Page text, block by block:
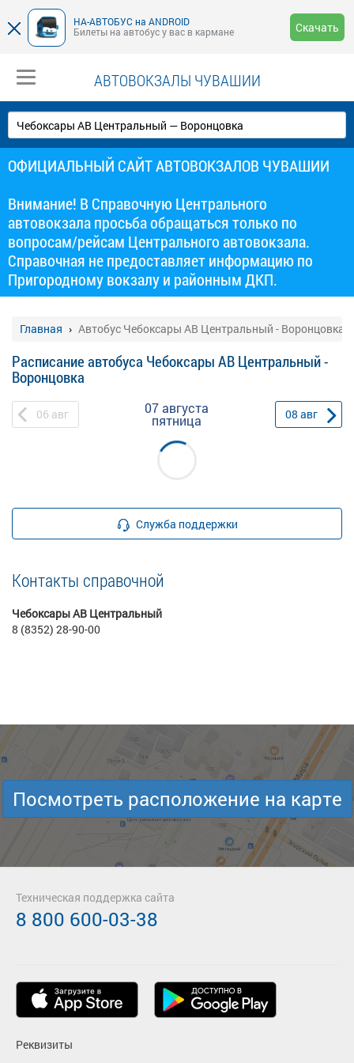
НА-АВТОБУС на ANDROID
Билеты на автобус у вас в кармане
Скачать
АВТОВОКЗАЛЫ ЧУВАШИИ
ОФИЦИАЛЬНЫЙ САЙТ АВТОВОКЗАЛОВ ЧУВАШИИ
Внимание! В Справочную Центрального
автовокзала просьба обращаться только по
вопросам/рейсам Центрального автовокзала.
Справочная не предоставляет информацию по
Пригородному вокзалу и районным ДКП.
Главная Автобус Чебоксары АВ Центральный - Воронцовка
Расписание автобуса Чебоксары АВ Центральный -
Воронцовка
06 авг 07 августа
пятница 08 авг
Служба поддержки
Контакты справочной
Чебоксары АВ Центральный
8 (8352) 28-90-00
Посмотреть расположение на карте
Реквизиты
Техническая поддержка сайта
8 800 600-03-38